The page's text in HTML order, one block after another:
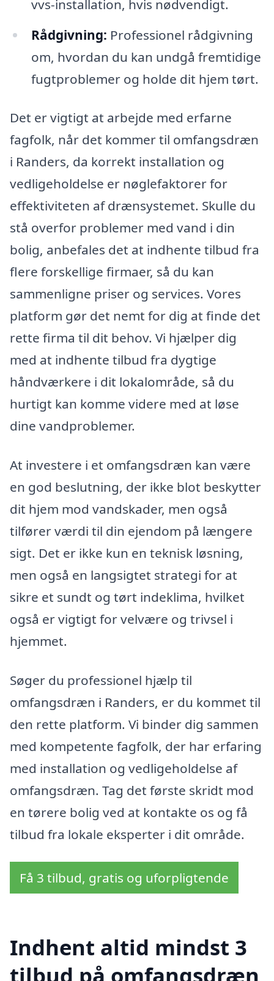
vvs-installation, hvis nødvendigt.
Rådgivning: Professionel rådgivning
om, hvordan du kan undgå fremtidige
fugtproblemer og holde dit hjem tørt.
Det er vigtigt at arbejde med erfarne
fagfolk, når det kommer til omfangsdræn
i Randers, da korrekt installation og
vedligeholdelse er nøglefaktorer for
effektiviteten af drænsystemet. Skulle du
stå overfor problemer med vand i din
bolig, anbefales det at indhente tilbud fra
flere forskellige firmaer, så du kan
sammenligne priser og services. Vores
platform gør det nemt for dig at finde det
rette firma til dit behov. Vi hjælper dig
med at indhente tilbud fra dygtige
håndværkere i dit lokalområde, så du
hurtigt kan komme videre med at løse
dine vandproblemer.
At investere i et omfangsdræn kan være
en god beslutning, der ikke blot beskytter
dit hjem mod vandskader, men også
tilfører værdi til din ejendom på længere
sigt. Det er ikke kun en teknisk løsning,
men også en langsigtet strategi for at
sikre et sundt og tørt indeklima, hvilket
også er vigtigt for velvære og trivsel i
hjemmet.
Søger du professionel hjælp til
omfangsdræn i Randers, er du kommet til
den rette platform. Vi binder dig sammen
med kompetente fagfolk, der har erfaring
med installation og vedligeholdelse af
omfangsdræn. Tag det første skridt mod
en tørere bolig ved at kontakte os og få
tilbud fra lokale eksperter i dit område.
Få 3 tilbud, gratis og uforpligtende
Indhent altid mindst 3